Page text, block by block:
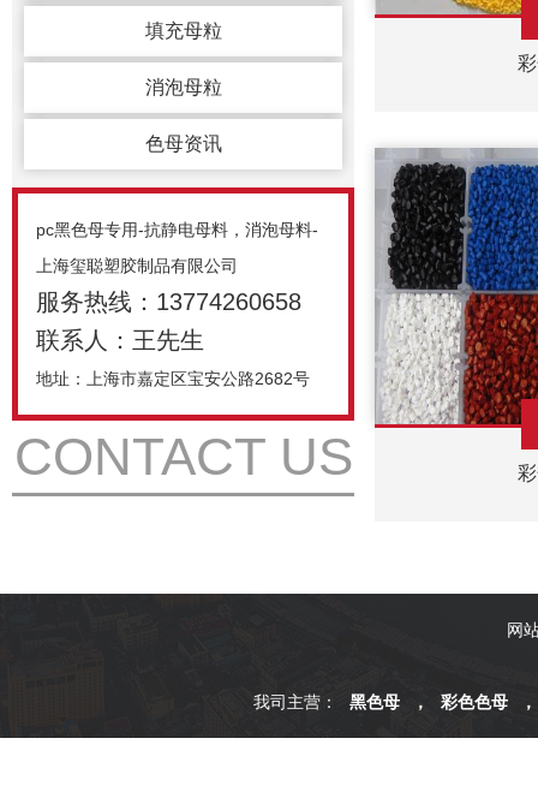
填充母粒
消泡母粒
色母资讯
pc黑色母专用-抗静电母料，消泡母料-
上海玺聪塑胶制品有限公司
服务热线：13774260658
联系人：王先生
地址：上海市嘉定区宝安公路2682号
CONTACT US
网
我司主营： 黑色母 ， 彩色色母 ，